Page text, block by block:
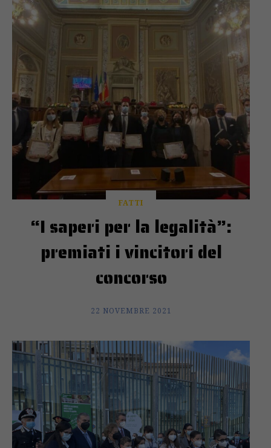
FATTI
“I saperi per la legalità”:
premiati i vincitori del
concorso
22 NOVEMBRE 2021